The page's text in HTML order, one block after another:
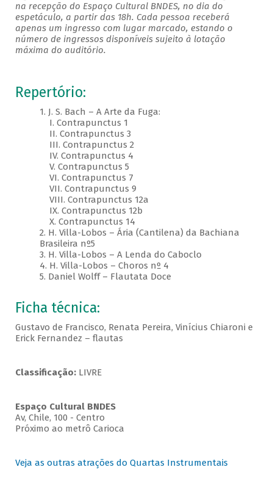
na recepção do Espaço Cultural BNDES, no dia do
espetáculo, a partir das 18h. Cada pessoa receberá
apenas um ingresso com lugar marcado, estando o
número de ingressos disponíveis sujeito à lotação
máxima do auditório.
Repertório:
1. J. S. Bach – A Arte da Fuga:
I. Contrapunctus 1
II. Contrapunctus 3
III. Contrapunctus 2
IV. Contrapunctus 4
V. Contrapunctus 5
VI. Contrapunctus 7
VII. Contrapunctus 9
VIII. Contrapunctus 12a
IX. Contrapunctus 12b
X. Contrapunctus 14
2. H. Villa-Lobos – Ária (Cantilena) da Bachiana
Brasileira nº5
3. H. Villa-Lobos – A Lenda do Caboclo
4. H. Villa-Lobos – Choros nº 4
5. Daniel Wolff – Flautata Doce
Ficha técnica:
Gustavo de Francisco, Renata Pereira, Vinícius Chiaroni e
Erick Fernandez – flautas
Classificação:LIVRE
Espaço Cultural BNDES
Av, Chile, 100 - Centro
Próximo ao metrô Carioca
Veja as outras atrações do Quartas Instrumentais